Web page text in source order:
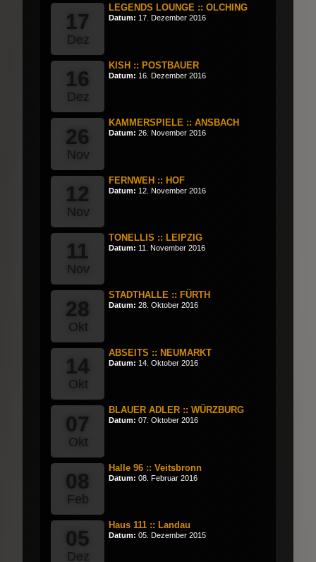
17
Dez
LEGENDS LOUNGE :: OLCHING
Datum: 17. Dezember 2016
16
Dez
KISH :: POSTBAUER
Datum: 16. Dezember 2016
26
Nov
KAMMERSPIELE :: ANSBACH
Datum: 26. November 2016
12
Nov
FERNWEH :: HOF
Datum: 12. November 2016
11
Nov
TONELLIS :: LEIPZIG
Datum: 11. November 2016
28
Okt
STADTHALLE :: FÜRTH
Datum: 28. Oktober 2016
14
Okt
ABSEITS :: NEUMARKT
Datum: 14. Oktober 2016
07
Okt
BLAUER ADLER :: WÜRZBURG
Datum: 07. Oktober 2016
08
Feb
Halle 96 :: Veitsbronn
Datum: 08. Februar 2016
05
Dez
Haus 111 :: Landau
Datum: 05. Dezember 2015